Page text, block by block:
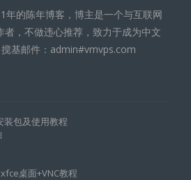
年的陈年博客，博主是一个与互联网
，不做违心推荐，致力于成为中文
基邮件：admin#vmvps.com
装包及使用教程
桌面+VNC教程